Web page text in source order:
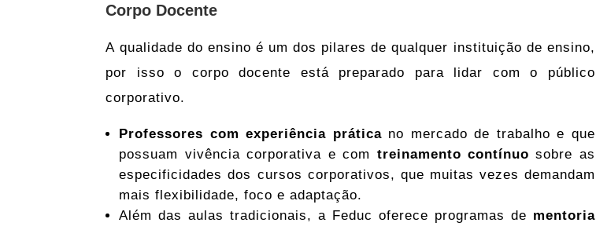
Corpo Docente
A qualidade do ensino é um dos pilares de qualquer instituição de ensino,
por isso o corpo docente está preparado para lidar com o público
corporativo.
Professores com experiência práticano mercado de trabalho e que
possuam vivência corporativa e com treinamento contínuosobre as
especificidades dos cursos corporativos, que muitas vezes demandam
mais flexibilidade, foco e adaptação.
Além das aulas tradicionais, a Feduc oferece programas de mentoria